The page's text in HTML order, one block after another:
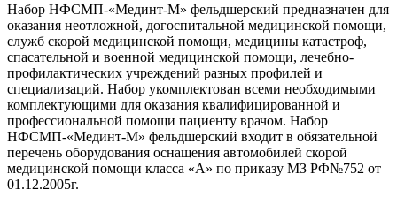
Набор НФСМП-«Мединт-М» фельдшерский предназначен для
оказания неотложной, догоспитальной медицинской помощи,
служб скорой медицинской помощи, медицины катастроф,
спасательной и военной медицинской помощи, лечебно-
профилактических учреждений разных профилей и
специализаций. Набор укомплектован всеми необходимыми
комплектующими для оказания квалифицированной и
профессиональной помощи пациенту врачом. Набор
НФСМП-«Мединт-М» фельдшерский входит в обязательной
перечень оборудования оснащения автомобилей скорой
медицинской помощи класса «А» по приказу МЗ РФ№752 от
01.12.2005г.